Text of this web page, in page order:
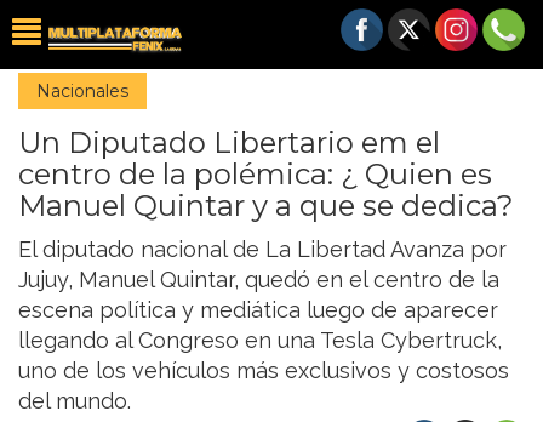
Nacionales
Un Diputado Libertario em el
centro de la polémica: ¿ Quien es
Manuel Quintar y a que se dedica?
El diputado nacional de La Libertad Avanza por
Jujuy, Manuel Quintar, quedó en el centro de la
escena política y mediática luego de aparecer
llegando al Congreso en una Tesla Cybertruck,
uno de los vehículos más exclusivos y costosos
del mundo.